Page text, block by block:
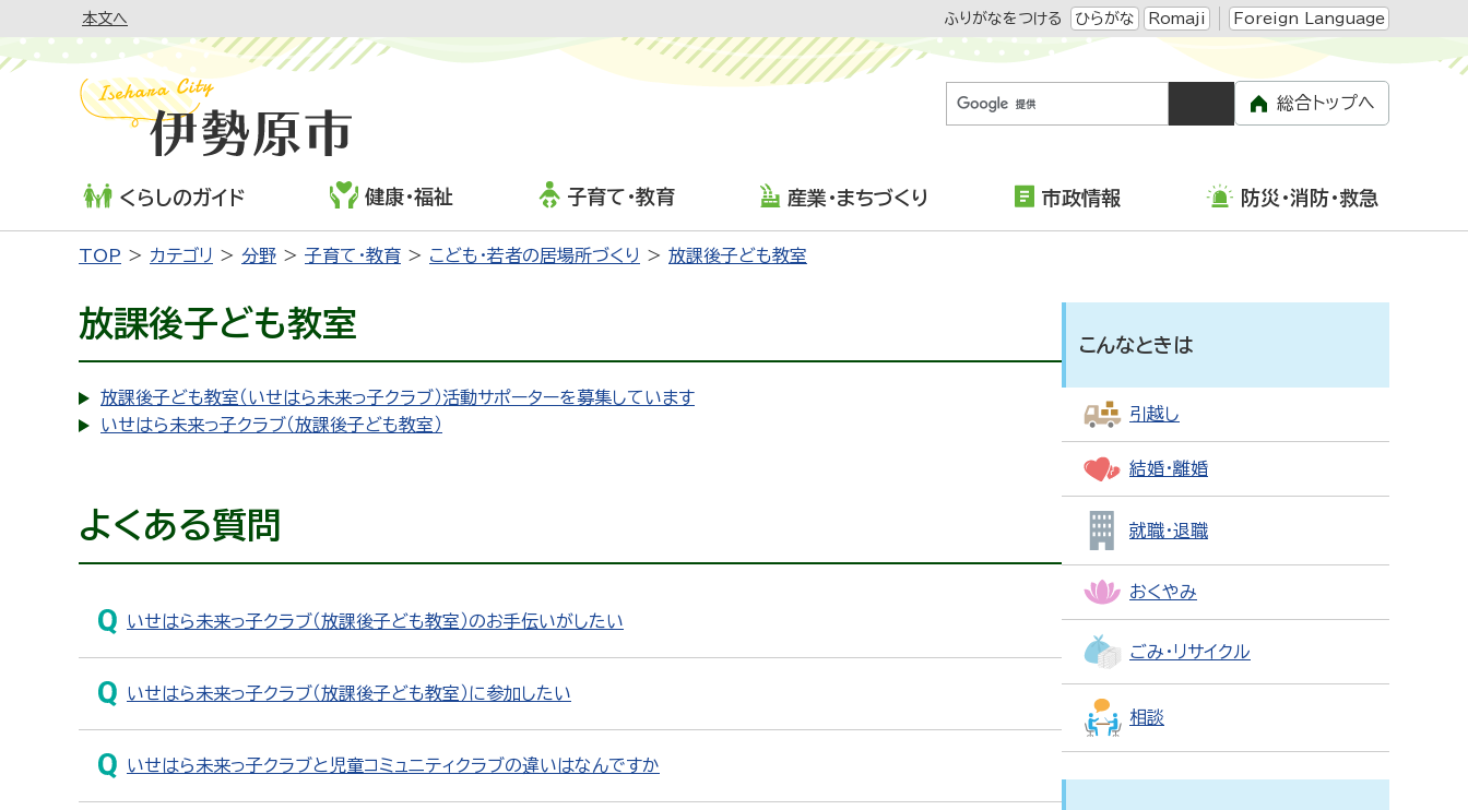
本文へ ふりがなをつける ひらがな Romaji Foreign Language
総合トップへ
くらしのガイド 健康・福祉 子育て・教育 産業・まちづくり 市政情報 防災・消防・救急
TOP カテゴリ 分野 子育て・教育 こども・若者の居場所づくり 放課後子ども教室
放課後子ども教室
放課後子ども教室（いせはら未来っ子クラブ）活動サポーターを募集しています
いせはら未来っ子クラブ（放課後子ども教室）
よくある質問
いせはら未来っ子クラブ（放課後子ども教室）のお手伝いがしたい
いせはら未来っ子クラブ（放課後子ども教室）に参加したい
いせはら未来っ子クラブと児童コミュニティクラブの違いはなんですか
こんなときは
引越し
結婚・離婚
就職・退職
おくやみ
ごみ・リサイクル
相談